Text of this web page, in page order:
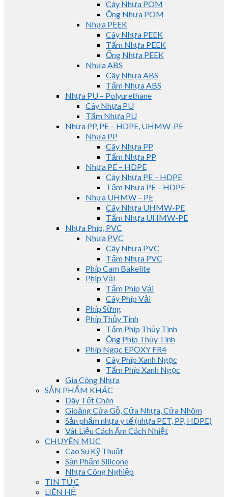
Cây Nhựa POM
Ống Nhựa POM
Nhựa PEEK
Cây Nhựa PEEK
Tấm Nhựa PEEK
Ống Nhựa PEEK
Nhựa ABS
Cây Nhựa ABS
Tấm Nhựa ABS
Nhựa PU – Polyurethane
Cây Nhựa PU
Tấm Nhựa PU
Nhựa PP, PE – HDPE, UHMW-PE
Nhựa PP
Cây Nhựa PP
Tấm Nhựa PP
Nhựa PE – HDPE
Cây Nhựa PE – HDPE
Tấm Nhựa PE – HDPE
Nhựa UHMW – PE
Cây Nhựa UHMW-PE
Tấm Nhựa UHMW-PE
Nhựa Phíp, PVC
Nhựa PVC
Cây Nhựa PVC
Tấm Nhựa PVC
Phíp Cam Bakelite
Phip Vải
Tấm Phíp Vải
Cây Phíp Vải
Phíp Sừng
Phíp Thủy Tinh
Tấm Phíp Thủy Tinh
Ống Phíp Thủy Tinh
Phíp Ngọc EPOXY FR4
Cây Phíp Xanh Ngọc
Tấm Phíp Xanh Ngọc
Gia Công Nhựa
SẢN PHẨM KHÁC
Dây Tết Chèn
Gioăng Cửa Gỗ, Cửa Nhựa, Cửa Nhôm
Sản phẩm nhựa y tế (nhựa PET, PP, HDPE)
Vât Liệu Cách Âm Cách Nhiệt
CHUYÊN MỤC
Cao Su Kỹ Thuật
Sản Phẩm Silicone
Nhựa Công Nghiệp
TIN TỨC
LIÊN HỆ